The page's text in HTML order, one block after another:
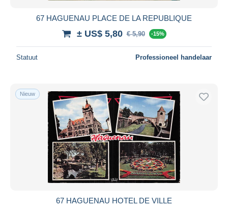
67 HAGUENAU PLACE DE LA REPUBLIQUE
± US$ 5,80 € 5,90 -15%
Statuut Professioneel handelaar
Nieuw
67 HAGUENAU HOTEL DE VILLE